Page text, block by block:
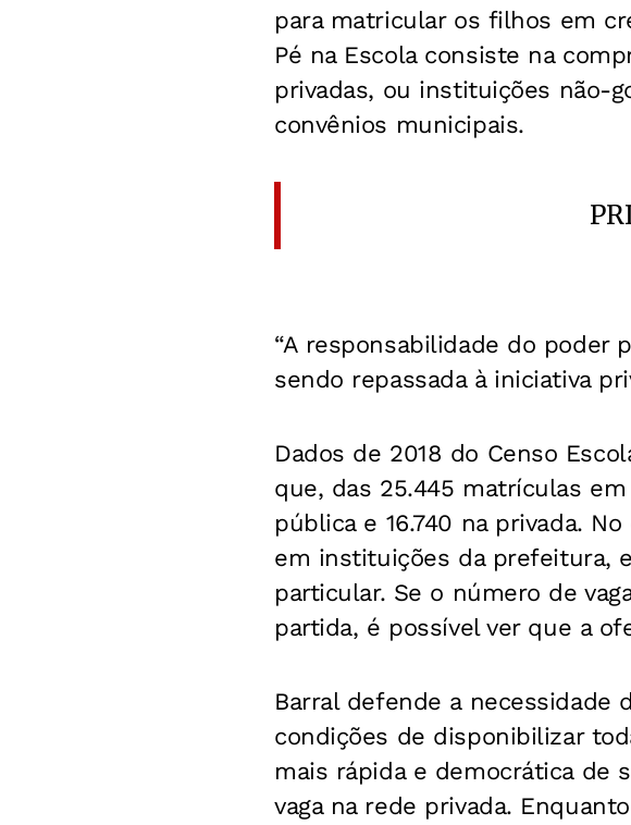
para matricular os filhos em
Pé na Escola consiste na
privadas, ou instituições não-
convênios municipais.
“A responsabilidade do poder
sendo repassada à iniciativa
Dados de 2018 do Censo
que, das 25.445 matrículas
pública e 16.740 na privada.
em instituições da prefeitura,
particular. Se o número de
partida, é possível ver que a
Barral defende a necessidade
condições de disponibilizar
mais rápida e democrática de
vaga na rede privada.